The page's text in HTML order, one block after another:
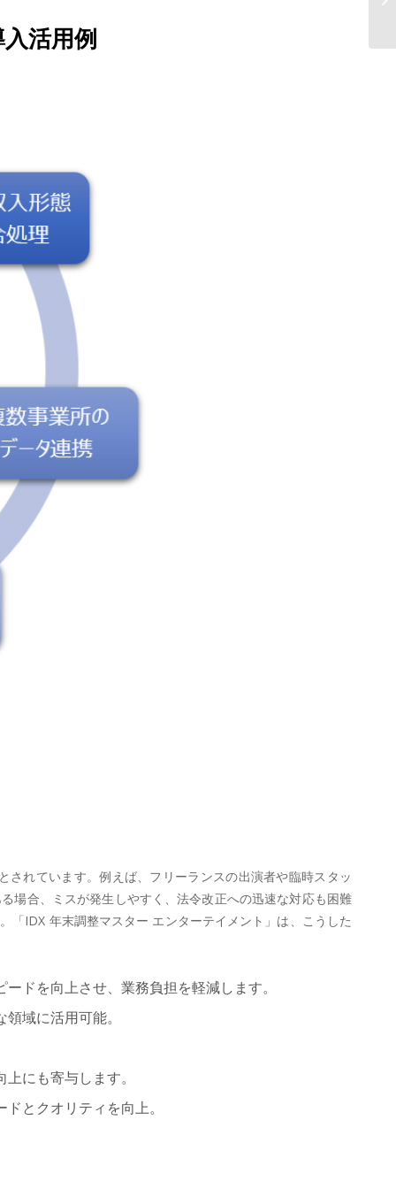
活用例
れています。例えば、フリーランスの出演者や臨時スタッ
場合、ミスが発生しやすく、法令改正への迅速な対応も困難
「IDX 年末調整マスター エンターテイメント」は、こうした
ドを向上させ、業務負担を軽減します。
域に活用可能。
にも寄与します。
とクオリティを向上。